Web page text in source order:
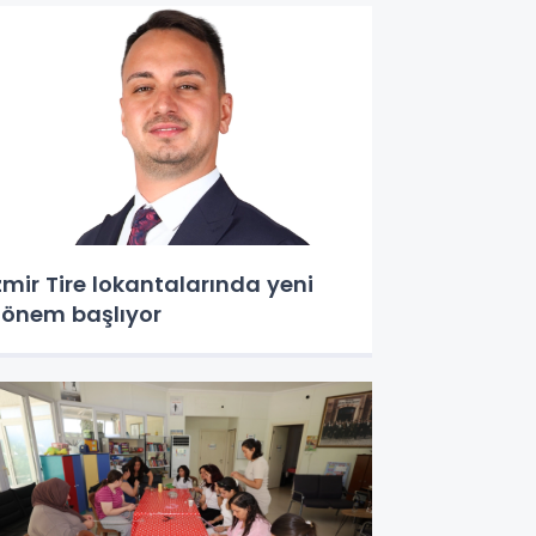
Tire lokantalarında yeni
başlıyor